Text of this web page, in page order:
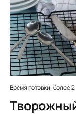
Время готовки: более 2